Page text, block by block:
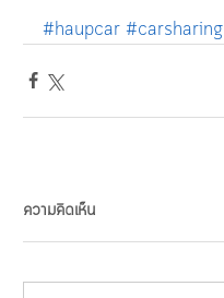
#haupcar #carsharing
ความคิดเห็น